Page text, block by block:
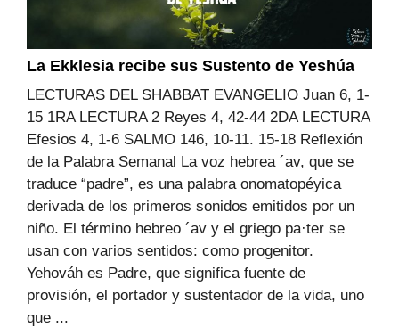
La Ekklesia recibe sus Sustento de Yeshúa
LECTURAS DEL SHABBAT EVANGELIO Juan 6, 1-
15 1RA LECTURA 2 Reyes 4, 42-44 2DA LECTURA
Efesios 4, 1-6 SALMO 146, 10-11. 15-18 Reflexión
de la Palabra Semanal La voz hebrea ´av, que se
traduce “padre”, es una palabra onomatopéyica
derivada de los primeros sonidos emitidos por un
niño. El término hebreo ´av y el griego pa·ter se
usan con varios sentidos: como progenitor.
Yehováh es Padre, que significa fuente de
provisión, el portador y sustentador de la vida, uno
que ...